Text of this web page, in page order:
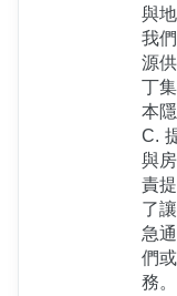
與
我
源
丁
本
C.
與
責
了
急
們
務。